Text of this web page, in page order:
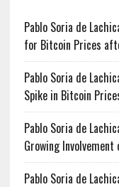
Pablo Soria de
for Bitcoin Prices
Pablo Soria de
Spike in Bitcoin
Pablo Soria de
Growing
Pablo Soria de